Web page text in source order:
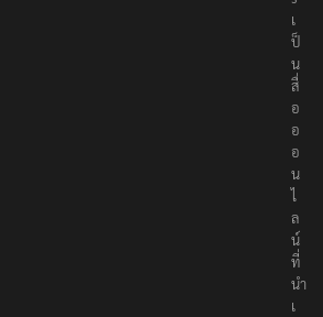
เ
ป็
น
สื่
อ
อ
อ
น
ไ
ล
น์
ที่
นำ
เ